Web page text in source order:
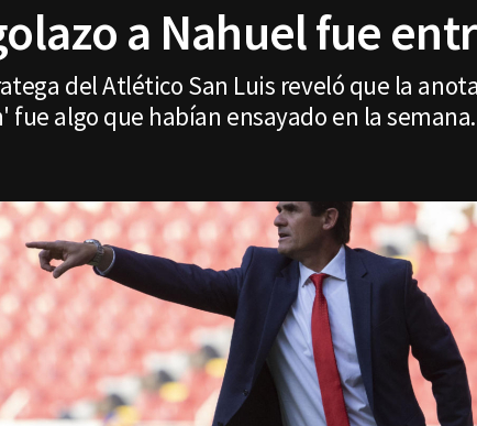
a Nahuel fue
del Atlético San Luis reveló que la
fue algo que habían ensayado en la semana.